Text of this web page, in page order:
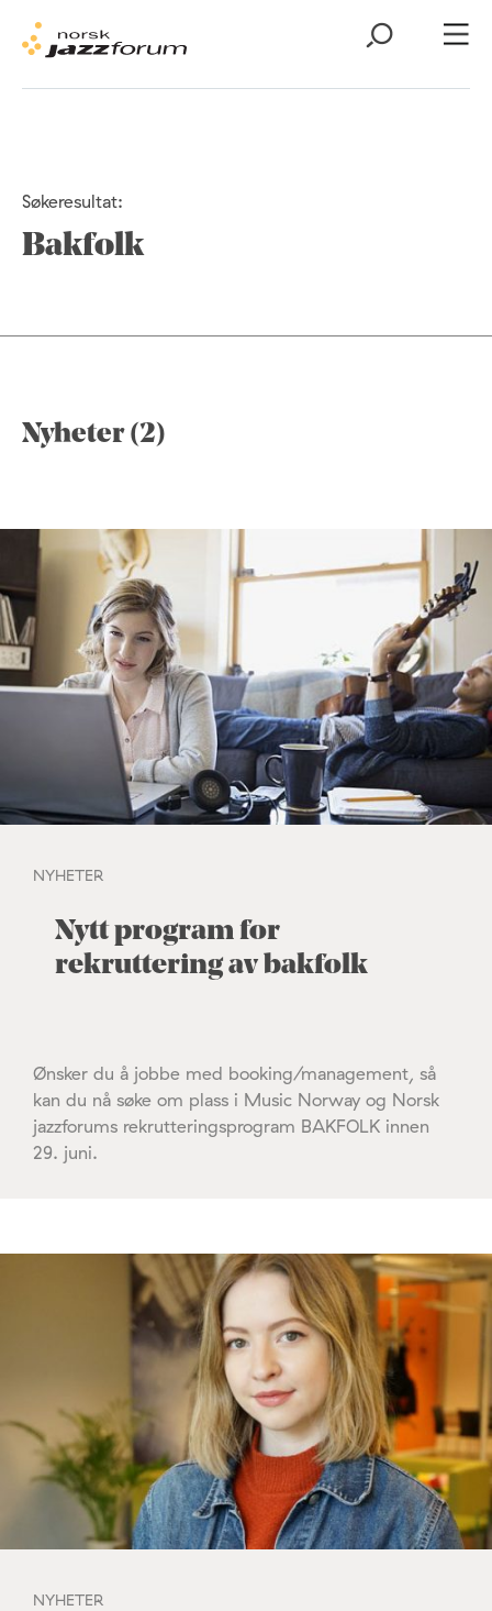
Søkeresultat:
Bakfolk
Nyheter (2)
NYHETER
Nytt program for
rekruttering av bakfolk
Ønsker du å jobbe med booking/management, så
kan du nå søke om plass i Music Norway og Norsk
jazzforums rekrutteringsprogram BAKFOLK innen
29. juni.
NYHETER